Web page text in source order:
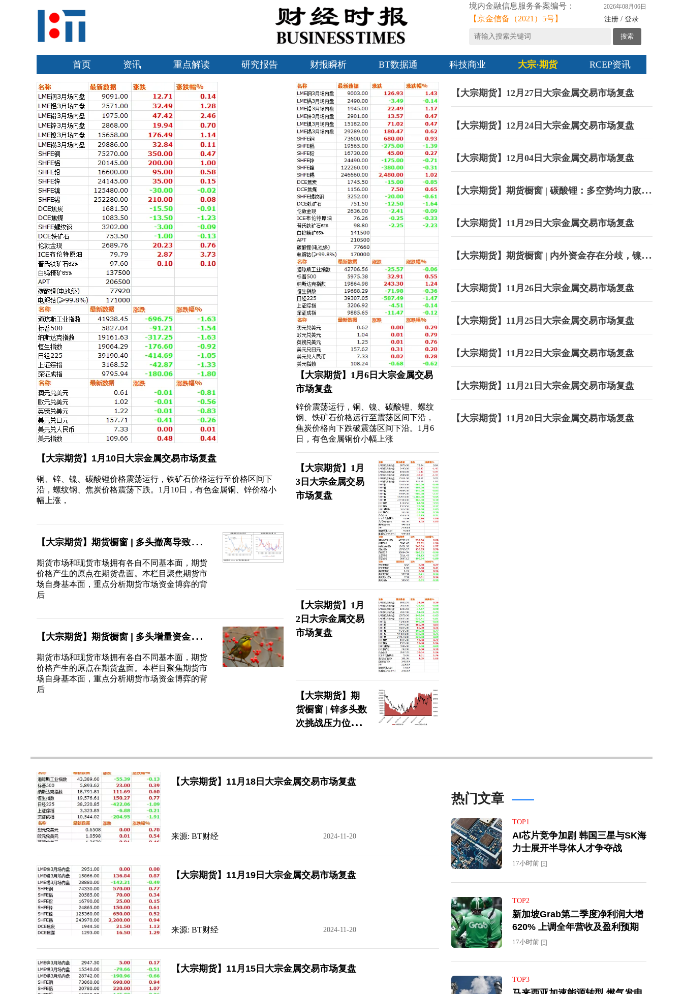
境内金融信息服务备案编号：
【京金信备（2021）5号】
2026年08月06日
注册 / 登录
搜索
首页 资讯 重点解读 研究报告 财报瞬析 BT数据通 科技商业 大宗·期货 RCEP资讯
【大宗期货】1月10日大宗金属交易市场复盘
铜、锌、镍、碳酸锂价格震荡运行，铁矿石价格运行至价格区间下
沿，螺纹钢、焦炭价格震荡下跌。1月10日，有色金属铜、锌价格小
幅上涨，
【大宗期货】期货橱窗 | 多头撤离导致碳酸
锂价格回落，国内主力“高抛低吸”
期货市场和现货市场拥有各自不同基本面，期货
价格产生的原点在期货盘面。本栏目聚焦期货市
场自身基本面，重点分析期货市场资金博弈的背
后
【大宗期货】期货橱窗 | 多头增量资金全部
撤离，铝价震荡下跌
期货市场和现货市场拥有各自不同基本面，期货
价格产生的原点在期货盘面。本栏目聚焦期货市
场自身基本面，重点分析期货市场资金博弈的背
后
【大宗期货】1月6日大宗金属交易
市场复盘
锌价震荡运行，铜、镍、碳酸锂、螺纹
钢、铁矿石价格运行至震荡区间下沿，
焦炭价格向下跌破震荡区间下沿。1月6
日，有色金属铜价小幅上涨
【大宗期货】1月
3日大宗金属交易
市场复盘
【大宗期货】1月
2日大宗金属交易
市场复盘
【大宗期货】期
货橱窗 | 锌多头数
次挑战压力位失
【大宗期货】12月27日大宗金属交易市场复盘
【大宗期货】12月24日大宗金属交易市场复盘
【大宗期货】12月04日大宗金属交易市场复盘
【大宗期货】期货橱窗 | 碳酸锂：多空势均力敌，
价格维持底部宽幅震荡
【大宗期货】11月29日大宗金属交易市场复盘
【大宗期货】期货橱窗 | 内外资金存在分歧，镍价
维持底部宽幅震荡
【大宗期货】11月26日大宗金属交易市场复盘
【大宗期货】11月25日大宗金属交易市场复盘
【大宗期货】11月22日大宗金属交易市场复盘
【大宗期货】11月21日大宗金属交易市场复盘
【大宗期货】11月20日大宗金属交易市场复盘
【大宗期货】11月18日大宗金属交易市场复盘
来源: BT财经 2024-11-20
【大宗期货】11月19日大宗金属交易市场复盘
来源: BT财经 2024-11-20
【大宗期货】11月15日大宗金属交易市场复盘
热门文章
TOP1
AI芯片竞争加剧 韩国三星与SK海
力士展开半导体人才争夺战
17小时前
TOP2
新加坡Grab第二季度净利润大增
620% 上调全年营收及盈利预期
17小时前
TOP3